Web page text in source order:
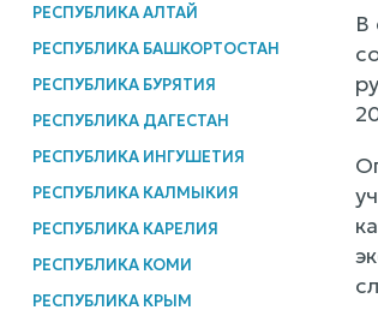
РЕСПУБЛИКА АЛТАЙ
РЕСПУБЛИКА БАШКОРТОСТАН
РЕСПУБЛИКА БУРЯТИЯ
РЕСПУБЛИКА ДАГЕСТАН
РЕСПУБЛИКА ИНГУШЕТИЯ
РЕСПУБЛИКА КАЛМЫКИЯ
РЕСПУБЛИКА КАРЕЛИЯ
РЕСПУБЛИКА КОМИ
РЕСПУБЛИКА КРЫМ
В